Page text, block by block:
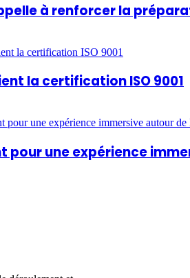
à renforcer la
la certification ISO 9001
pour une expérience